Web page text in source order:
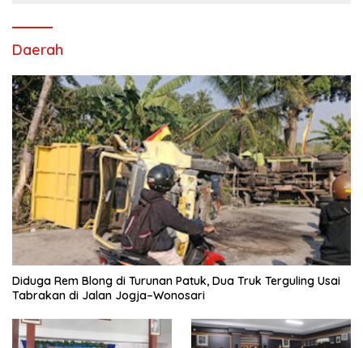
Daerah
Diduga Rem Blong di Turunan Patuk, Dua Truk Terguling Usai
Tabrakan di Jalan Jogja–Wonosari